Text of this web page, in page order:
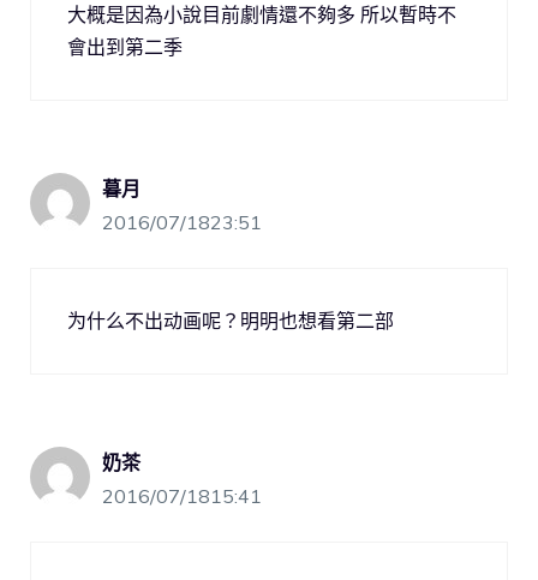
大概是因為小說目前劇情還不夠多 所以暫時不
會出到第二季
暮月
2016/07/1823:51
为什么不出动画呢？明明也想看第二部
奶茶
2016/07/1815:41